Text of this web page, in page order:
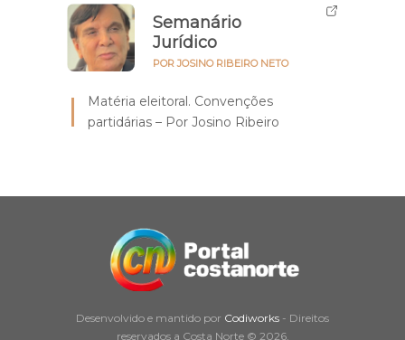
Semanário
Jurídico
POR JOSINO RIBEIRO NETO
Matéria eleitoral. Convenções
partidárias – Por Josino Ribeiro
Desenvolvido e mantido por Codiworks - Direitos
reservados a Costa Norte © 2026.